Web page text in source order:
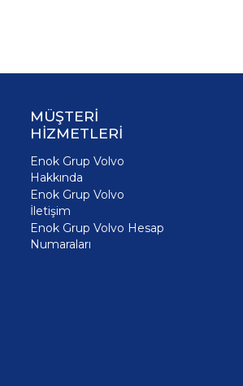
MÜŞTERİ
HİZMETLERİ
Enok Grup Volvo
Hakkında
Enok Grup Volvo
İletişim
Enok Grup Volvo Hesap
Numaraları